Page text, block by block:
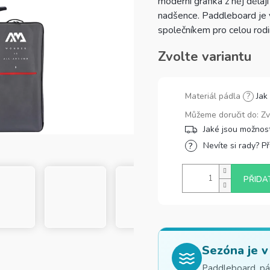
Zvolte variantu
Materiál pádla ?
Můžeme doručit do:
Nevíte si rady?
Sezóna je
nadšence. Paddleboard
společníkem pro celou